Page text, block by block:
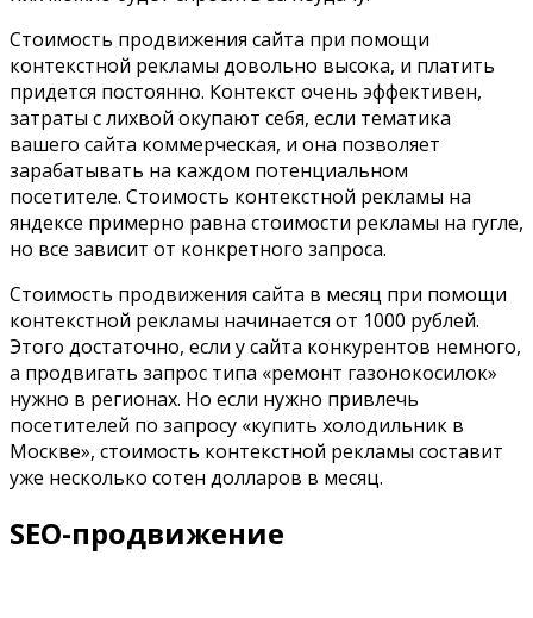
Стоимость продвижения сайта при помощи
контекстной рекламы довольно высока, и платить
придется постоянно. Контекст очень эффективен,
затраты с лихвой окупают себя, если тематика
вашего сайта коммерческая, и она позволяет
зарабатывать на каждом потенциальном
посетителе. Стоимость контекстной рекламы на
яндексе примерно равна стоимости рекламы на гугле,
но все зависит от конкретного запроса.
Стоимость продвижения сайта в месяц при помощи
контекстной рекламы начинается от 1000 рублей.
Этого достаточно, если у сайта конкурентов немного,
а продвигать запрос типа «ремонт газонокосилок»
нужно в регионах. Но если нужно привлечь
посетителей по запросу «купить холодильник в
Москве», стоимость контекстной рекламы составит
уже несколько сотен долларов в месяц.
SEO-продвижение